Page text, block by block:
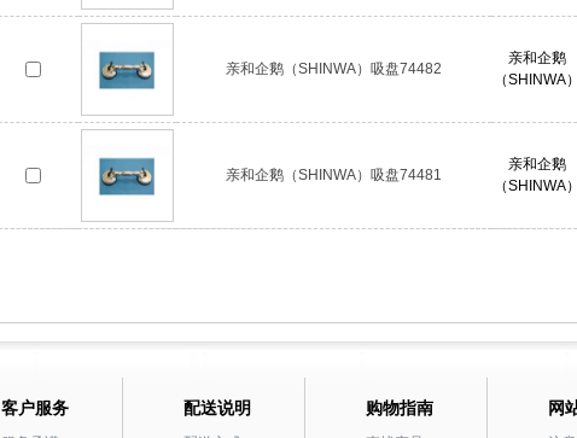
亲和企鹅（SHINWA）吸盘74482
亲和企鹅
（SHINWA）
亲和企鹅（SHINWA）吸盘74481
亲和企鹅
（SHINWA）
客户服务 配送说明 购物指南 网